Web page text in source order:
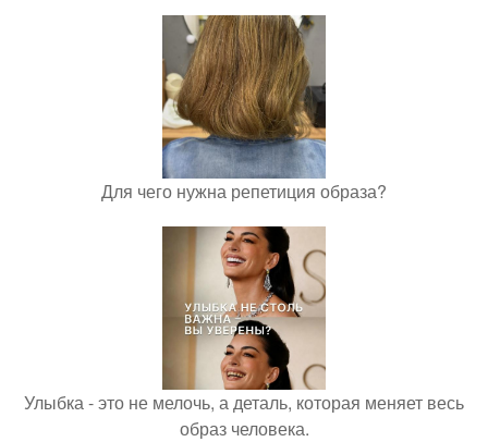
Для чего нужна репетиция образа?
Улыбка - это не мелочь, а деталь, которая меняет весь
образ человека.